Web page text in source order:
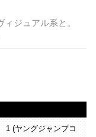
ジュアル系と。
1 (ヤングジャンプコ